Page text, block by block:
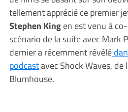
tellement apprécié ce premier
Stephen Kingen est venu à
scénario de la suite avec Mark
dernier a récemment révélé
podcastavec Shock Waves, de
Blumhouse.